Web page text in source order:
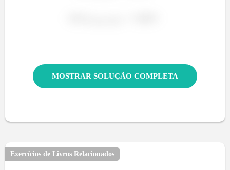
MOSTRAR SOLUÇÃO COMPLETA
Exercícios de Livros Relacionados